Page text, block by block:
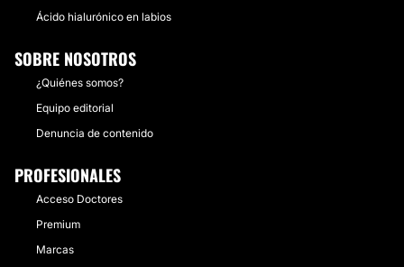
Ácido hialurónico en labios
SOBRE NOSOTROS
¿Quiénes somos?
Equipo editorial
Denuncia de contenido
PROFESIONALES
Acceso Doctores
Premium
Marcas